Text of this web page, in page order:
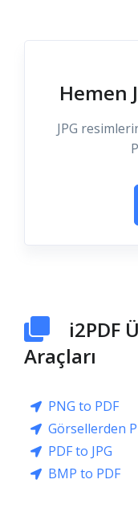
Hemen
JPG
i2PDF
Araçları
PNG to PDF
Görsellerden
PDF to JPG
BMP to PDF